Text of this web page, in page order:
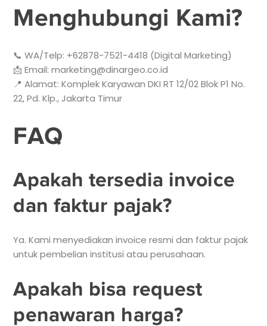
Menghubungi Kami?
📞 WA/Telp: +62878-7521-4418 (Digital Marketing)
📩 Email: marketing@dinargeo.co.id
📍 Alamat: Komplek Karyawan DKI RT 12/02 Blok P1 No.
22, Pd. Klp., Jakarta Timur
FAQ
Apakah tersedia invoice
dan faktur pajak?
Ya. Kami menyediakan invoice resmi dan faktur pajak
untuk pembelian institusi atau perusahaan.
Apakah bisa request
penawaran harga?